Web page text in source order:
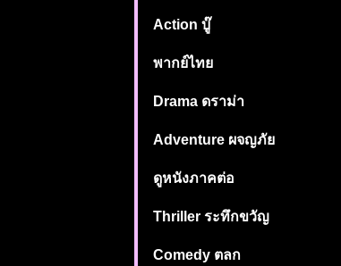
Action บู๊
พากย์ไทย
Drama ดราม่า
Adventure ผจญภัย
ดูหนังภาคต่อ
Thriller ระทึกขวัญ
Comedy ตลก